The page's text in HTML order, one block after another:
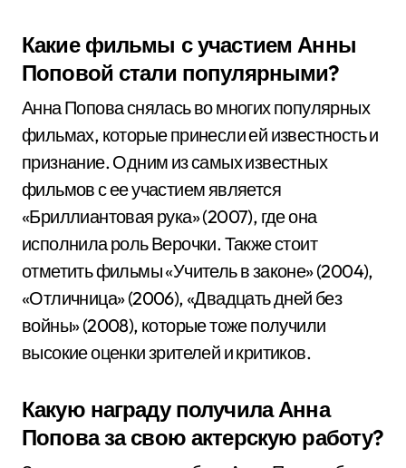
Какие фильмы с участием Анны
Поповой стали популярными?
Анна Попова снялась во многих популярных
фильмах, которые принесли ей известность и
признание. Одним из самых известных
фильмов с ее участием является
«Бриллиантовая рука» (2007), где она
исполнила роль Верочки. Также стоит
отметить фильмы «Учитель в законе» (2004),
«Отличница» (2006), «Двадцать дней без
войны» (2008), которые тоже получили
высокие оценки зрителей и критиков.
Какую награду получила Анна
Попова за свою актерскую работу?